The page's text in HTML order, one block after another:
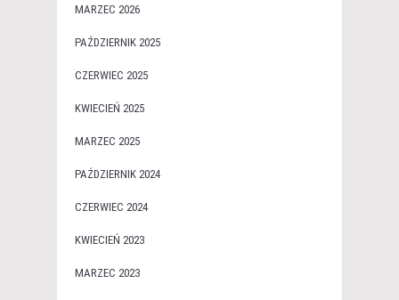
MARZEC 2026
PAŹDZIERNIK 2025
CZERWIEC 2025
KWIECIEŃ 2025
MARZEC 2025
PAŹDZIERNIK 2024
CZERWIEC 2024
KWIECIEŃ 2023
MARZEC 2023